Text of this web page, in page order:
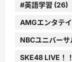
#英語学習 (26)
AMGエンタテ
NBCユニバーサ
SKE48 LIVE！